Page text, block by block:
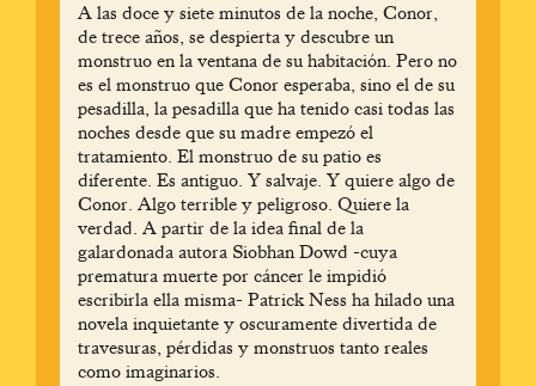
A las doce y siete minutos de la noche, Conor,
de trece años, se despierta y descubre un
monstruo en la ventana de su habitación. Pero no
es el monstruo que Conor esperaba, sino el de su
pesadilla, la pesadilla que ha tenido casi todas las
noches desde que su madre empezó el
tratamiento. El monstruo de su patio es
diferente. Es antiguo. Y salvaje. Y quiere algo de
Conor. Algo terrible y peligroso. Quiere la
verdad. A partir de la idea final de la
galardonada autora Siobhan Dowd -cuya
prematura muerte por cáncer le impidió
escribirla ella misma- Patrick Ness ha hilado una
novela inquietante y oscuramente divertida de
travesuras, pérdidas y monstruos tanto reales
como imaginarios.